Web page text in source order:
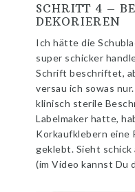
SCHRITT 4 –
DEKORIEREN
Ich hätte die
super schicker
Schrift beschriftet,
versau ich sowas
klinisch sterile
Labelmaker hatte,
Korkaufklebern eine
geklebt. Sieht
(im Video kannst Du